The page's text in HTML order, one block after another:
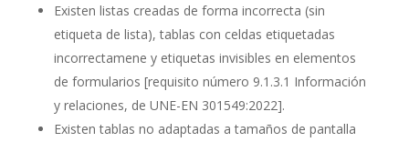
Existen listas creadas de forma incorrecta (sin
etiqueta de lista), tablas con celdas etiquetadas
incorrectamene y etiquetas invisibles en elementos
de formularios [requisito número 9.1.3.1 Información
y relaciones, de UNE-EN 301549:2022].
Existen tablas no adaptadas a tamaños de pantalla